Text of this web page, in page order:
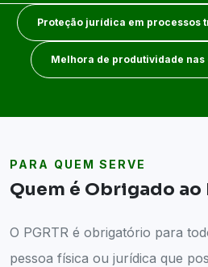
Proteção jurídica em processos
Melhora de produtividade
PARA QUEM SERVE
Quem é Obrigado ao
O PGRTR é obrigatório para
pessoa física ou jurídica que